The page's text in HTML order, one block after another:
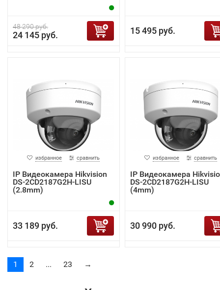
48 290 руб.
24 145 руб. 15 495 руб.
избранное сравнить
IP Видеокамера Hikvision
DS-2CD2187G2H-LISU
(2.8mm)
33 189 руб.
избранное сравнить
IP Видеокамера
DS-2CD2187G2H-LISU
(4mm)
30 990 руб.
1 2 ... 23 →